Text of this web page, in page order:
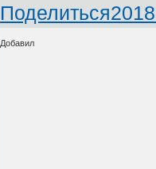
Поделиться
Добавил